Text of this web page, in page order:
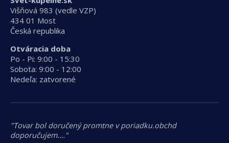
Višňová 983 (vedle VZP)
434 01 Most
Česká republika
Otváracia doba
Po - Pi: 9:00 - 15:30
Sobota: 9:00 - 12:00
Nedeľa: zatvorené
"Tovar bol doručený promtne v poriadku.obchd
doporučujem.…"